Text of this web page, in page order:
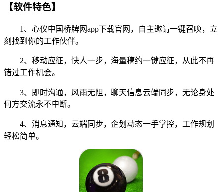
【软件特色】
1、心仪中国桥牌网app下载官网，自主邀请一键召唤，立
刻找到你的工作伙伴。
2、移动应征，快人一步，海量稿约一键应征，从此不再
错过工作机会。
3、即时沟通，风雨无阻，聊天信息云端同步，无论身处
何方交流永不中断。
4、消息通知，云端同步，企划动态一手掌控，工作规划
轻松简单。